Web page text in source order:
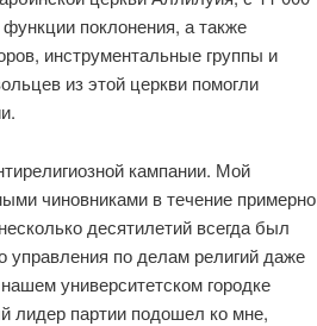
поклонения, а также
инструментальные группы и
из этой церкви помогли
кампании. Мой
чиновниками в течение примерно
десятилетий всегда был
управления по делам религий даже
университетском городке
лидер партии подошел ко мне,